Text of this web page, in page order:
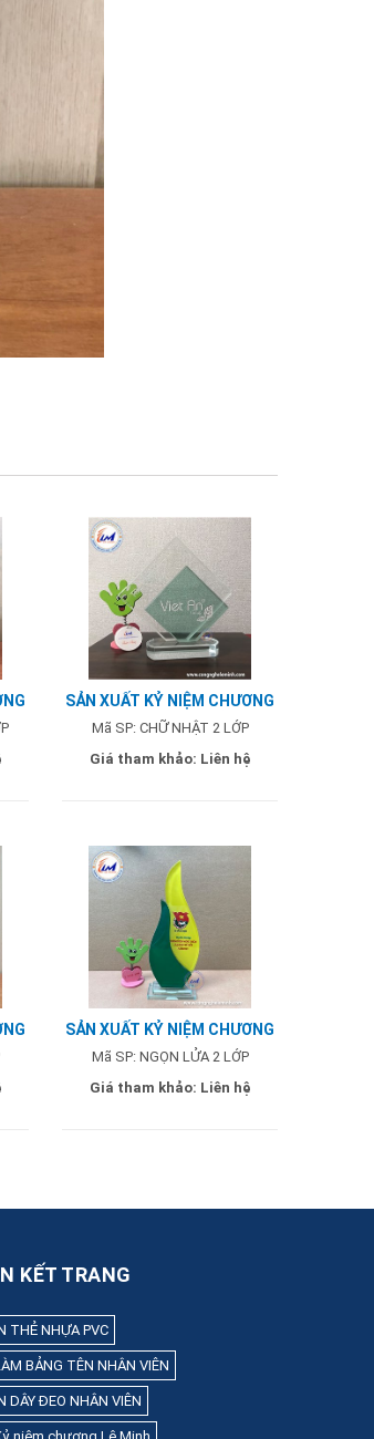
SẢN XUẤT KỶ NIỆM CHƯƠNG
CHỮ NHẬT 2 LỚP - MẪU VIỆT
Mã SP: CHỮ NHẬT 2 LỚP
Giá tham khảo: Liên hệ
SẢN XUẤT KỶ NIỆM CHƯƠNG
2 LỚP - MẪU NGỌN LỬA
Mã SP: NGỌN LỬA 2 LỚP
240.000Đ
Giá tham khảo: Liên hệ
KẾT TRANG
NHỰA PVC
BẢNG TÊN NHÂN VIÊN
ĐEO NHÂN VIÊN